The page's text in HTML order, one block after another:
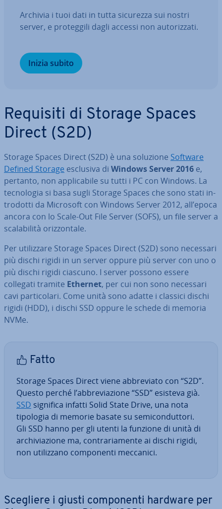
Archivia i tuoi dati in tutta sicurezza sui nostri
server, e pro­teg­gi­li dagli accessi non au­to­riz­za­ti.
Inizia subito
Requisiti di Storage Spaces
Direct (S2D)
Storage Spaces Direct (S2D) è una soluzione Software
Defined Storage esclusiva di Windows Server 2016 e,
pertanto, non ap­pli­ca­bi­le su tutti i PC con Windows. La
tec­no­lo­gia si basa sugli Storage Spaces che sono stati in­
tro­dot­ti da Microsoft con Windows Server 2012, all’epoca
ancora con lo Scale-Out File Server (SOFS), un file server a
sca­la­bi­li­tà oriz­zon­ta­le.
Per uti­liz­za­re Storage Spaces Direct (S2D) sono necessari
più dischi rigidi in un server oppure più server con uno o
più dischi rigidi ciascuno. I server possono essere
collegati tramite Ethernet, per cui non sono necessari
cavi par­ti­co­la­ri. Come unità sono adatte i classici dischi
rigidi (HDD), i dischi SSD oppure le schede di memoria
NVMe.
Fatto
Storage Spaces Direct viene ab­bre­via­to con “S2D”.
Questo perché l’ab­bre­via­zio­ne “SSD” esisteva già.
SSD significa infatti Solid State Drive, una nota
tipologia di memorie basate su se­mi­con­dut­to­ri.
Gli SSD hanno per gli utenti la funzione di unità di
ar­chi­via­zio­ne ma, con­tra­ria­men­te ai dischi rigidi,
non uti­liz­za­no com­po­nen­ti meccanici.
Scegliere i giusti com­po­nen­ti hardware per